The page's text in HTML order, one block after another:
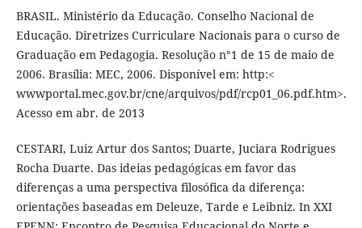
BRASIL. Ministério da Educação. Conselho Nacional de
Educação. Diretrizes Curriculare Nacionais para o curso de
Graduação em Pedagogia. Resolução n°1 de 15 de maio de
2006. Brasília: MEC, 2006. Disponível em: http:<
wwwportal.mec.gov.br/cne/arquivos/pdf/rcp01_06.pdf.htm>.
Acesso em abr. de 2013
CESTARI, Luiz Artur dos Santos; Duarte, Juciara Rodrigues
Rocha Duarte. Das ideias pedagógicas em favor das
diferenças a uma perspectiva filosófica da diferença:
orientações baseadas em Deleuze, Tarde e Leibniz. In XXI